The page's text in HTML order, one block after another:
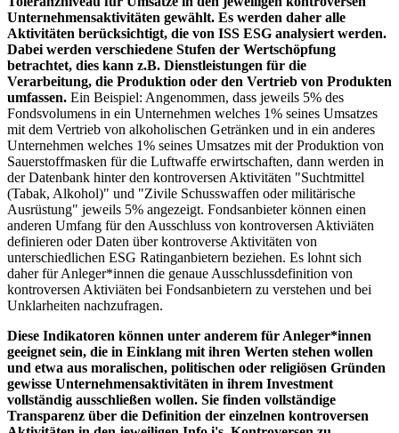
Unternehmensaktivitäten gewählt. Es werden daher alle
Aktivitäten berücksichtigt, die von ISS ESG analysiert werden.
Dabei werden verschiedene Stufen der Wertschöpfung
betrachtet, dies kann z.B. Dienstleistungen für die
Verarbeitung, die Produktion oder den Vertrieb von Produkten
umfassen. Ein Beispiel: Angenommen, dass jeweils 5% des
Fondsvolumens in ein Unternehmen welches 1% seines Umsatzes
mit dem Vertrieb von alkoholischen Getränken und in ein anderes
Unternehmen welches 1% seines Umsatzes mit der Produktion von
Sauerstoffmasken für die Luftwaffe erwirtschaften, dann werden in
der Datenbank hinter den kontroversen Aktivitäten "Suchtmittel
(Tabak, Alkohol)" und "Zivile Schusswaffen oder militärische
Ausrüstung" jeweils 5% angezeigt. Fondsanbieter können einen
anderen Umfang für den Ausschluss von kontroversen Aktiviäten
definieren oder Daten über kontroverse Aktivitäten von
unterschiedlichen ESG Ratinganbietern beziehen. Es lohnt sich
daher für Anleger*innen die genaue Ausschlussdefinition von
kontroversen Aktiviäten bei Fondsanbietern zu verstehen und bei
Unklarheiten nachzufragen.
Diese Indikatoren können unter anderem für Anleger*innen
geeignet sein, die in Einklang mit ihren Werten stehen wollen
und etwa aus moralischen, politischen oder religiösen Gründen
gewisse Unternehmensaktivitäten in ihrem Investment
vollständig ausschließen wollen. Sie finden vollständige
Transparenz über die Definition der einzelnen kontroversen